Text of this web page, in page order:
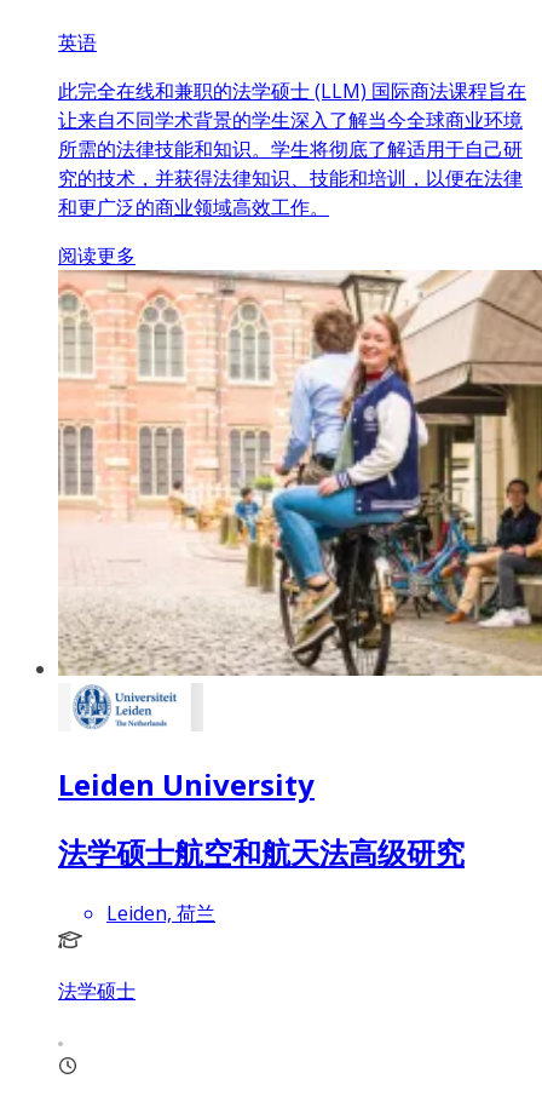
英语
此完全在线和兼职的法学硕士 (LLM) 国际商法课程旨在
让来自不同学术背景的学生深入了解当今全球商业环境
所需的法律技能和知识。学生将彻底了解适用于自己研
究的技术，并获得法律知识、技能和培训，以便在法律
和更广泛的商业领域高效工作。
阅读更多
Leiden University
法学硕士航空和航天法高级研究
Leiden, 荷兰
法学硕士